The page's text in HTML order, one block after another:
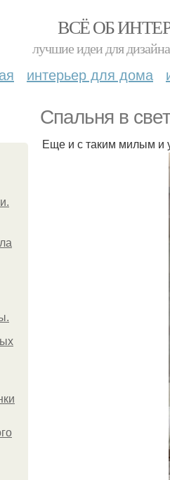
ВСЁ ОБ
лучшие идеи для
интерьер для дома
Спальня в
Еще и с таким милым и